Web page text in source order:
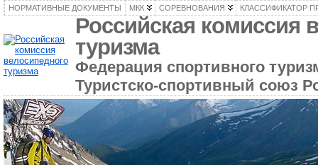
НОРМАТИВНЫЕ ДОКУМЕНТЫ МКК СОРЕВНОВАНИЯ КЛАССИФИКАТОР
Российская комиссия
туризма
Федерация спортивного
Туристско-спортивный союз